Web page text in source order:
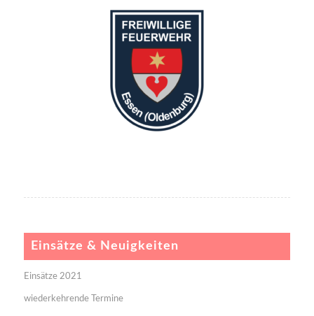
Einsätze & Neuigkeiten
Einsätze 2021
wiederkehrende Termine